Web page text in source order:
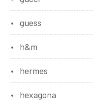
guess
h&m
hermes
hexagona